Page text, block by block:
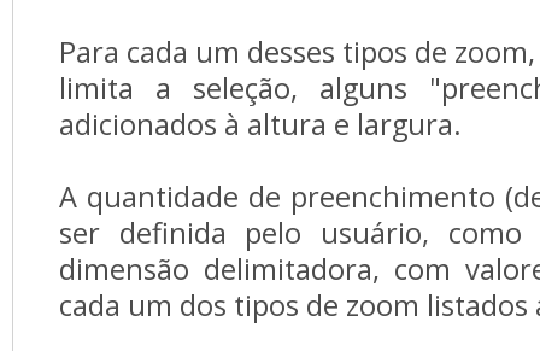
Para cada um desses tipos de
limita a seleção, alguns
adicionados à altura e largura.
A quantidade de preenchimento
ser definida pelo usuário, como
dimensão delimitadora, com
cada um dos tipos de zoom